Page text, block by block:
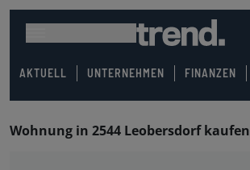
AKTUELL UNTERNEHMEN FINANZEN
Wohnung in 2544 Leobersdorf kaufen